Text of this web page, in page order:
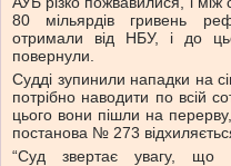
80 мільярдів гривень
отримали від НБУ, і до
повернули.
Судді зупинили нападки на
потрібно наводити по всій
цього вони пішли на
постанова № 273
“Суд звертає увагу, що